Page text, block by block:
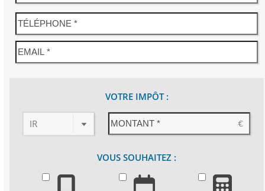
VOTRE IMPÔT :
IR
VOUS SOUHAITEZ :